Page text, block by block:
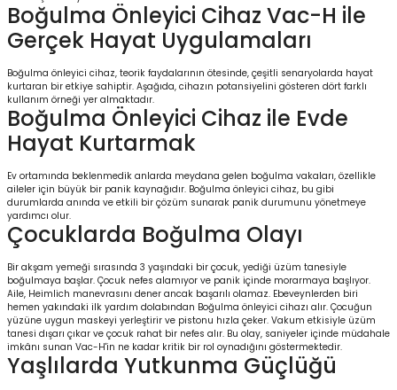
Boğulma Önleyici Cihaz Vac-H ile
Gerçek Hayat Uygulamaları
Boğulma önleyici cihaz, teorik faydalarının ötesinde, çeşitli senaryolarda hayat
kurtaran bir etkiye sahiptir. Aşağıda, cihazın potansiyelini gösteren dört farklı
kullanım örneği yer almaktadır.
Boğulma Önleyici Cihaz ile Evde
Hayat Kurtarmak
Ev ortamında beklenmedik anlarda meydana gelen boğulma vakaları, özellikle
aileler için büyük bir panik kaynağıdır. Boğulma önleyici cihaz, bu gibi
durumlarda anında ve etkili bir çözüm sunarak panik durumunu yönetmeye
yardımcı olur.
Çocuklarda Boğulma Olayı
Bir akşam yemeği sırasında 3 yaşındaki bir çocuk, yediği üzüm tanesiyle
boğulmaya başlar. Çocuk nefes alamıyor ve panik içinde morarmaya başlıyor.
Aile, Heimlich manevrasını dener ancak başarılı olamaz. Ebeveynlerden biri
hemen yakındaki ilk yardım dolabından Boğulma önleyici cihazı alır. Çocuğun
yüzüne uygun maskeyi yerleştirir ve pistonu hızla çeker. Vakum etkisiyle üzüm
tanesi dışarı çıkar ve çocuk rahat bir nefes alır. Bu olay, saniyeler içinde müdahale
imkânı sunan Vac-H'in ne kadar kritik bir rol oynadığını göstermektedir.
Yaşlılarda Yutkunma Güçlüğü